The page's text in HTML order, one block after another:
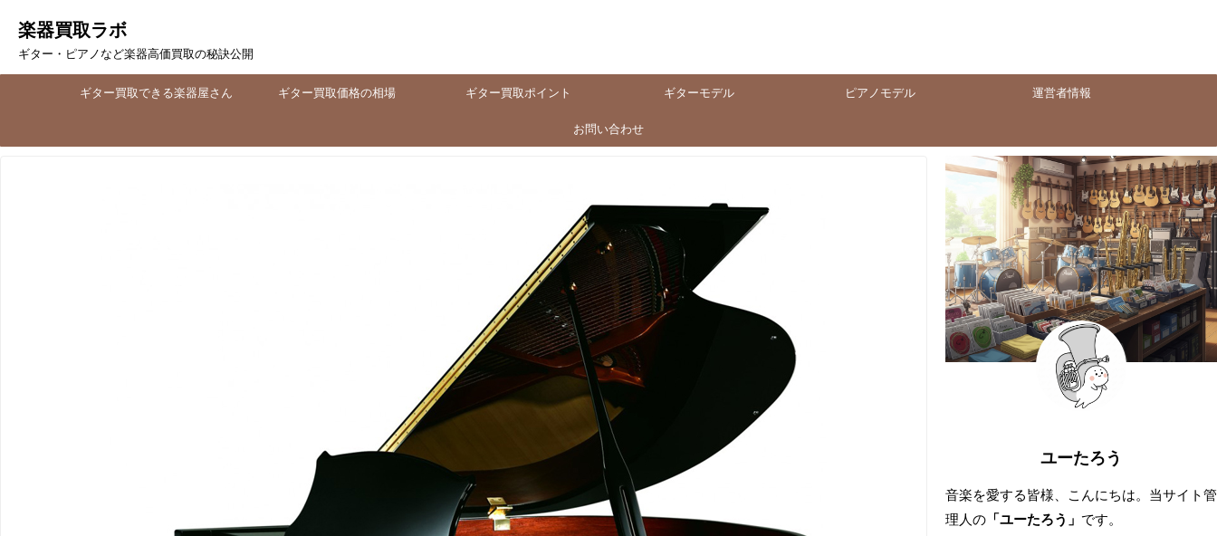
楽器買取ラボ
ギター・ピアノなど楽器高価買取の秘訣公開
ギター買取できる楽器屋さん ギター買取価格の相場 ギター買取ポイント ギターモデル ピアノモデル 運営者情報
お問い合わせ
ユーたろう
音楽を愛する皆様、こんにちは。当サイト管
理人の 「ユーたろう」 です。